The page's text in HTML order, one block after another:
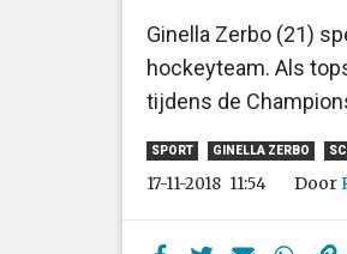
Ginella Zerbo (21)
hockeyteam. Als
tijdens de
SPORT GINELLA ZERBO
17-11-2018 11:54 Door